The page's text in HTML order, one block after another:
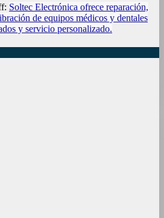
Soltec Electrónica ofrece reparación,
de equipos médicos y dentales
y servicio personalizado.